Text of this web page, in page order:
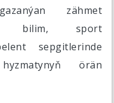
zähmet
bilim, sport
sepgitlerinde
örän